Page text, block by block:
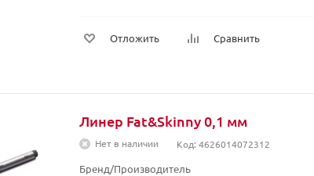
Отложить Сравнить
Линер Fat&Skinny 0,1 мм
Нет в наличии Код: 4626014072312
Бренд/Производитель